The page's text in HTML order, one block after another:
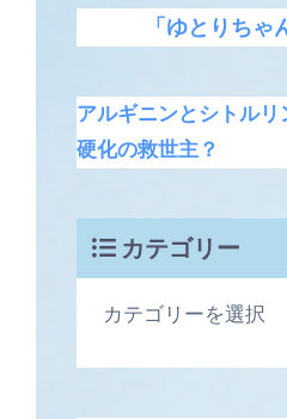
「ゆとりち
アルギニンとシトル
硬化の救世主？
カテゴリー